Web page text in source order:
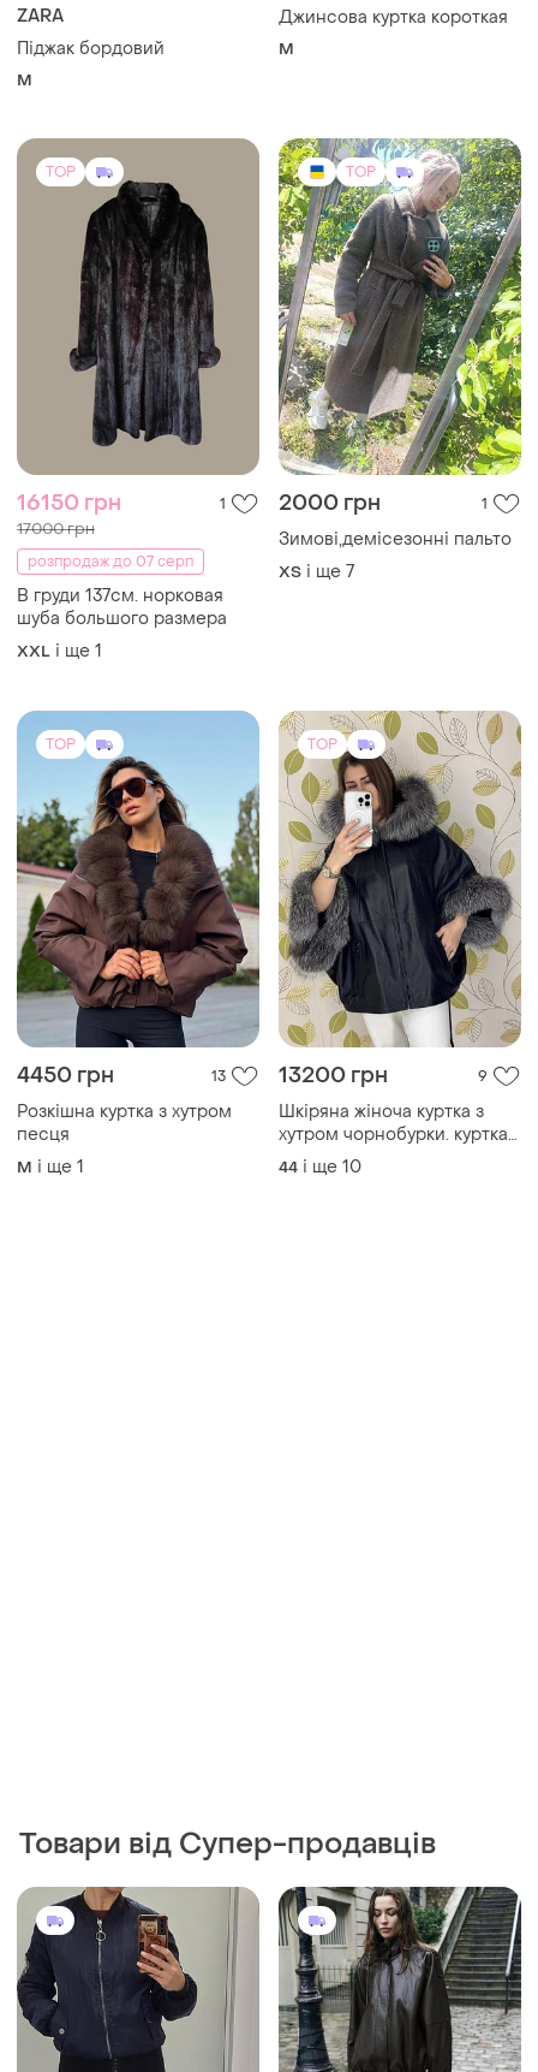
ZARA
Піджак бордовий
M
Джинсова куртка короткая
M
TOP
16150 грн 1
17000 грн
розпродаж до 07 серп
В груди 137см. норковая
шуба большого размера
XXL і ще 1
TOP
2000 грн 1
Зимові,демісезонні пальто
ХS і ще 7
TOP
4450 грн 13
Розкішна куртка з хутром
песця
M і ще 1
TOP
13200 грн 9
Шкіряна жіноча куртка з
хутром чорнобурки. куртка
летюча миша з хутром
лисиці. короткий рукав
44 і ще 10
Товари від Супер-продавців